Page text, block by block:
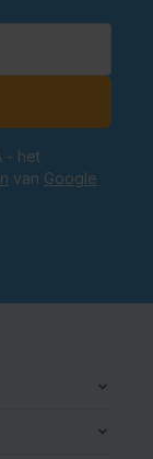
- het
van Google